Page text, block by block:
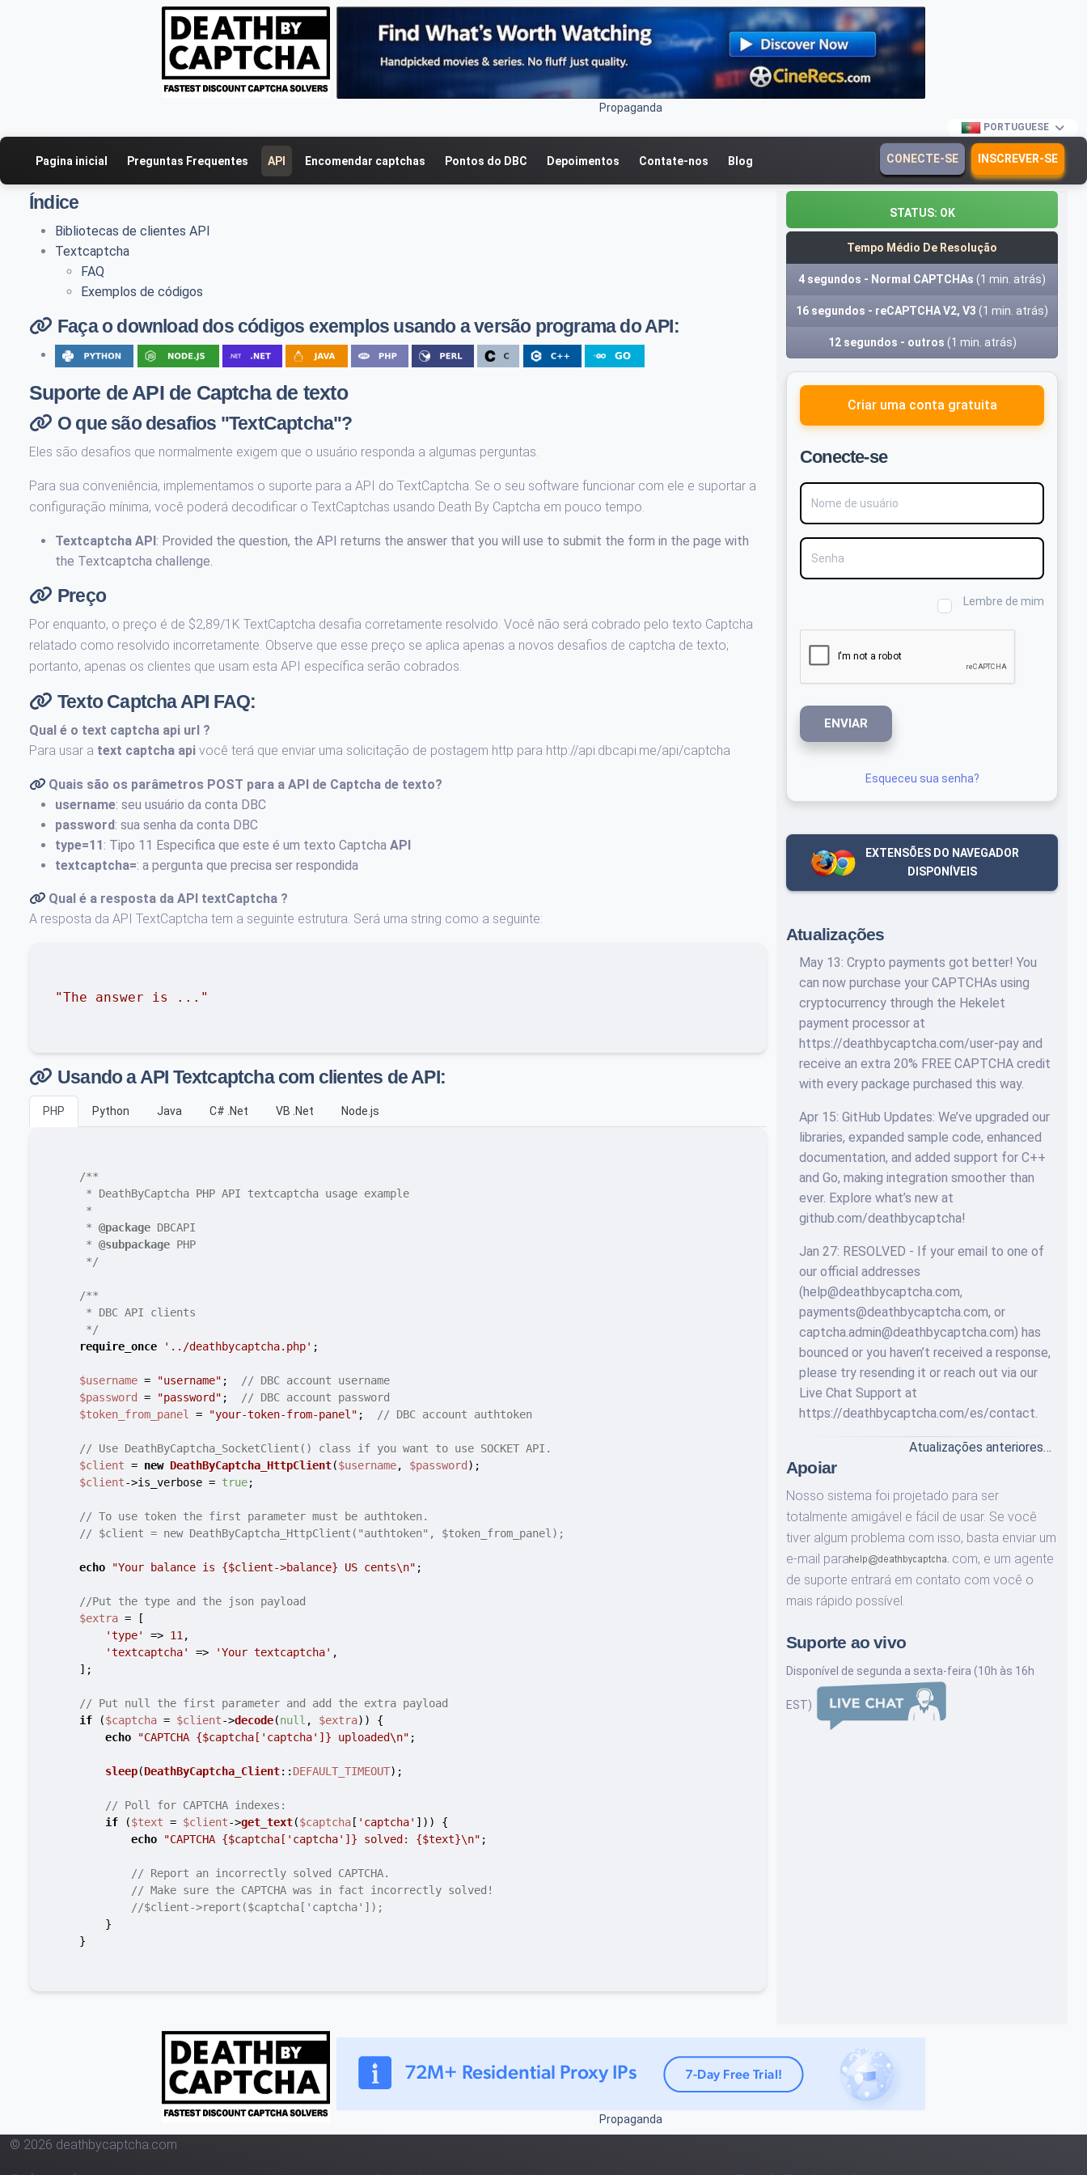
Propaganda
PORTUGUESE
Pagina inicial Preguntas Frequentes API Encomendar captchas Pontos do DBC Depoimentos Contate-nos Blog CONECTE-SE INSCREVER-SE
Índice
Bibliotecas de clientes API
Textcaptcha
FAQ
Exemplos de códigos
Faça o download dos códigos exemplos usando a versão programa do API:
Suporte de API de Captcha de texto
O que são desafios "TextCaptcha"?
Eles são desafios que normalmente exigem que o usuário responda a algumas perguntas.
Para sua conveniência, implementamos o suporte para a API do TextCaptcha. Se o seu software funcionar com ele e suportar a
configuração mínima, você poderá decodificar o TextCaptchas usando Death By Captcha em pouco tempo.
Textcaptcha API: Provided the question, the API returns the answer that you will use to submit the form in the page with
the Textcaptcha challenge.
Preço
Por enquanto, o preço é de $2,89/1K TextCaptcha desafia corretamente resolvido. Você não será cobrado pelo texto Captcha
relatado como resolvido incorretamente. Observe que esse preço se aplica apenas a novos desafios de captcha de texto;
portanto, apenas os clientes que usam esta API específica serão cobrados.
Texto Captcha API FAQ:
Qual é o text captcha api url ?
Para usar a text captcha api você terá que enviar uma solicitação de postagem http para http://api.dbcapi.me/api/captcha
Quais são os parâmetros POST para a API de Captcha de texto?
username: seu usuário da conta DBC
password: sua senha da conta DBC
type=11: Tipo 11 Especifica que este é um texto Captcha API
textcaptcha=: a pergunta que precisa ser respondida
Qual é a resposta da API textCaptcha ?
A resposta da API TextCaptcha tem a seguinte estrutura. Será uma string como a seguinte:
"The answer is ..."
Usando a API Textcaptcha com clientes de API:
PHP Python Java C# .Net VB .Net Node.js
/**
     * DeathByCaptcha PHP API textcaptcha usage example
     *
     *
@package DBCAPI
     *
@subpackage PHP
     */
/**
     * DBC API clients
     */
require_once
'../deathbycaptcha.php' ;
$username = "username" ;
// DBC account username
$password
= "password" ;
// DBC account password
$token_from_panel
= "your-token-from-panel" ; // DBC account authtoken
// Use DeathByCaptcha_SocketClient() class if you want to use SOCKET API.
$client = new DeathByCaptcha_HttpClient($username, $password );
$client->is_verbose = true;
// To use token the first parameter must be authtoken.
// $client = new DeathByCaptcha_HttpClient("authtoken", $token_from_panel);
echo "Your balance is {$client->balance} US cents\n" ;
//Put the type and the json payload
$extra = [
'type'
=> 11 ,
'textcaptcha'
=> 'Your textcaptcha' ,
    ];
// Put null the first parameter and add the extra payload
if ($captcha = $client->decode(null , $extra)) {
echo
"CAPTCHA {$captcha['captcha']} uploaded\n" ;
sleep(DeathByCaptcha_Client:: DEFAULT_TIMEOUT);
// Poll for CAPTCHA indexes:
if ($text = $client->get_text($captcha [ 'captcha' ])) {
echo
"CAPTCHA {$captcha['captcha']} solved: {$text}\n" ;
// Report an incorrectly solved CAPTCHA.
// Make sure the CAPTCHA was in fact incorrectly solved!
//$client->report($captcha['captcha']);
        }
    }
STATUS: OK
Tempo Médio De Resolução
4 segundos - Normal CAPTCHAs (1 min. atrás)
16 segundos - reCAPTCHA V2, V3 (1 min. atrás)
12 segundos - outros (1 min. atrás)
Criar uma conta gratuita
Conecte-se
Nome de usuário
Senha
Lembre de mim
ENVIAR
Esqueceu sua senha?
EXTENSÕES DO NAVEGADOR
DISPONÍVEIS
Atualizações
May 13: Crypto payments got better! You
can now purchase your CAPTCHAs using
cryptocurrency through the Hekelet
payment processor at
https://deathbycaptcha.com/user-pay and
receive an extra 20% FREE CAPTCHA credit
with every package purchased this way.
Apr 15: GitHub Updates: We’ve upgraded our
libraries, expanded sample code, enhanced
documentation, and added support for C++
and Go, making integration smoother than
ever. Explore what’s new at
github.com/deathbycaptcha!
Jan 27: RESOLVED - If your email to one of
our official addresses
(help@deathbycaptcha.com,
payments@deathbycaptcha.com, or
captcha.admin@deathbycaptcha.com) has
bounced or you haven’t received a response,
please try resending it or reach out via our
Live Chat Support at
https://deathbycaptcha.com/es/contact.
Atualizações anteriores…
Apoiar
Nosso sistema foi projetado para ser
totalmente amigável e fácil de usar. Se você
tiver algum problema com isso, basta enviar um
e-mail para
com, e um agente
de suporte entrará em contato com você o
mais rápido possível.
Suporte ao vivo
Disponível de segunda a sexta-feira (10h às 16h
EST)
Propaganda
© 2026 deathbycaptcha.com